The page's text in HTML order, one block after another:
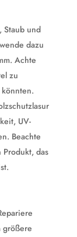
Staub und
dazu
Achte
zu
UV-
Beachte
das
größere